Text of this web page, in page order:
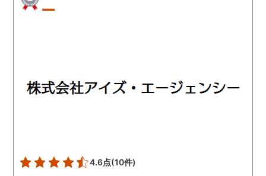
ー
4.6点(10件)